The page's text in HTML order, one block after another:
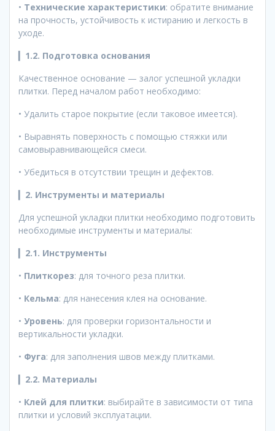
• Технические характеристики: обратите внимание
на прочность, устойчивость к истиранию и легкость в
уходе.
1.2. Подготовка основания
Качественное основание — залог успешной укладки
плитки. Перед началом работ необходимо:
• Удалить старое покрытие (если таковое имеется).
• Выравнять поверхность с помощью стяжки или
самовыравнивающейся смеси.
• Убедиться в отсутствии трещин и дефектов.
2. Инструменты и материалы
Для успешной укладки плитки необходимо подготовить
необходимые инструменты и материалы:
2.1. Инструменты
• Плиткорез: для точного реза плитки.
• Кельма: для нанесения клея на основание.
• Уровень: для проверки горизонтальности и
вертикальности укладки.
• Фуга: для заполнения швов между плитками.
2.2. Материалы
• Клей для плитки: выбирайте в зависимости от типа
плитки и условий эксплуатации.